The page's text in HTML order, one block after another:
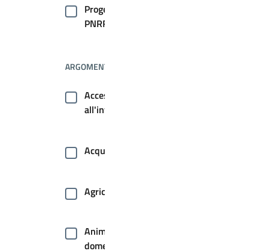
Progetti
PNRR
ARGOMENTI
Accesso
all'informazione
Acqua
Agricoltura
Animale
domestico